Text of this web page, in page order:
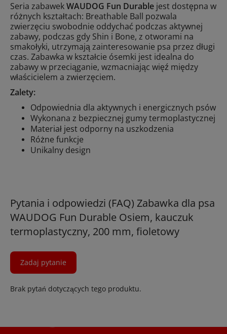
Seria zabawekWAUDOG Fun Durable jest dostępna w
różnych kształtach: Breathable Ball pozwala
zwierzęciu swobodnie oddychać podczas aktywnej
zabawy, podczas gdy Shin i Bone, z otworami na
smakołyki, utrzymają zainteresowanie psa przez długi
czas. Zabawka w kształcie ósemki jest idealna do
zabawy w przeciąganie, wzmacniając więź między
właścicielem a zwierzęciem.
Zalety:
Odpowiednia dla aktywnych i energicznych psów
Wykonana z bezpiecznej gumy termoplastycznej
Materiał jest odporny na uszkodzenia
Różne funkcje
Unikalny design
Pytania i odpowiedzi (FAQ) Zabawka dla psa
WAUDOG Fun Durable Osiem, kauczuk
termoplastyczny, 200 mm, fioletowy
Zadaj pytanie
Brak pytań dotyczących tego produktu.